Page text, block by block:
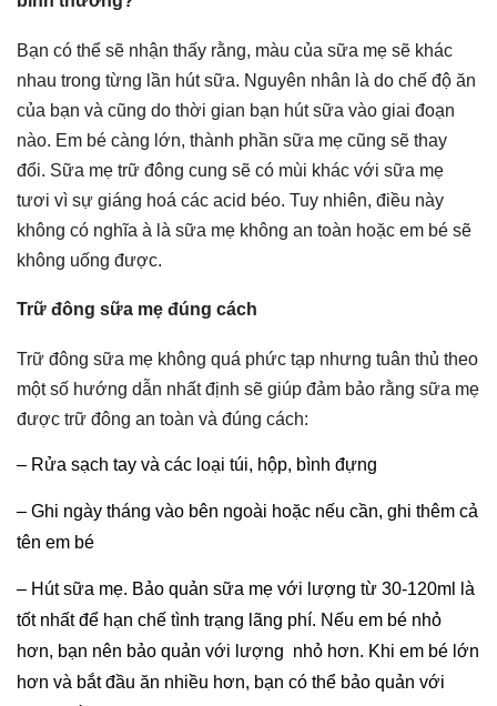
Bạn có thể sẽ nhận thấy rằng, màu của sữa mẹ sẽ khác
nhau trong từng lần hút sữa. Nguyên nhân là do chế độ ăn
của bạn và cũng do thời gian bạn hút sữa vào giai đoạn
nào. Em bé càng lớn, thành phần sữa mẹ cũng sẽ thay
đổi. Sữa mẹ trữ đông cung sẽ có mùi khác với sữa mẹ
tươi vì sự giáng hoá các acid béo. Tuy nhiên, điều này
không có nghĩa à là sữa mẹ không an toàn hoặc em bé sẽ
không uống được.
Trữ đông sữa mẹ đúng cách
Trữ đông sữa mẹ không quá phức tạp nhưng tuân thủ theo
một số hướng dẫn nhất định sẽ giúp đảm bảo rằng sữa mẹ
được trữ đông an toàn và đúng cách:
– Rửa sạch tay và các loại túi, hộp, bình đựng
– Ghi ngày tháng vào bên ngoài hoặc nếu cần, ghi thêm cả
tên em bé
– Hút sữa mẹ. Bảo quản sữa mẹ với lượng từ 30-120ml là
tốt nhất để hạn chế tình trạng lãng phí. Nếu em bé nhỏ
hơn, bạn nên bảo quản với lượng nhỏ hơn. Khi em bé lớn
hơn và bắt đầu ăn nhiều hơn, bạn có thể bảo quản với